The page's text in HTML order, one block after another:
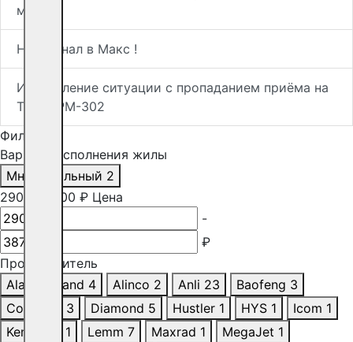
мини"
Наш канал в Макс !
Исправление ситуации с пропаданием приёма на
Терек РМ-302
Фильтр
Вариант исполнения жилы
Многожильный 2
290
38700 ₽ Цена
-
₽
Производитель
Alan/Midland 4 Alinco 2 Anli 23 Baofeng 3
ComTech
3 Diamond 5 Hustler 1 HYS 1 Icom 1
Kenwood
1 Lemm 7 Maxrad 1 MegaJet 1